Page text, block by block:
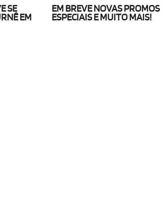
SE
EM
EM BREVE NOVAS PROMOS
ESPECIAIS E MUITO MAIS!